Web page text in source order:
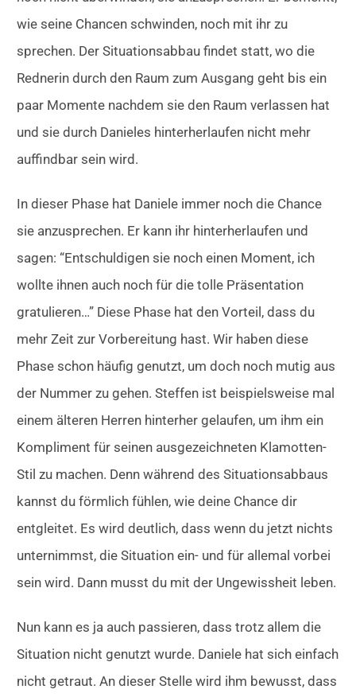
wie seine Chancen schwinden, noch mit ihr zu
sprechen. Der Situationsabbau findet statt, wo die
Rednerin durch den Raum zum Ausgang geht bis ein
paar Momente nachdem sie den Raum verlassen hat
und sie durch Danieles hinterherlaufen nicht mehr
auffindbar sein wird.
In dieser Phase hat Daniele immer noch die Chance
sie anzusprechen. Er kann ihr hinterherlaufen und
sagen: “Entschuldigen sie noch einen Moment, ich
wollte ihnen auch noch für die tolle Präsentation
gratulieren…” Diese Phase hat den Vorteil, dass du
mehr Zeit zur Vorbereitung hast. Wir haben diese
Phase schon häufig genutzt, um doch noch mutig aus
der Nummer zu gehen. Steffen ist beispielsweise mal
einem älteren Herren hinterher gelaufen, um ihm ein
Kompliment für seinen ausgezeichneten Klamotten-
Stil zu machen. Denn während des Situationsabbaus
kannst du förmlich fühlen, wie deine Chance dir
entgleitet. Es wird deutlich, dass wenn du jetzt nichts
unternimmst, die Situation ein- und für allemal vorbei
sein wird. Dann musst du mit der Ungewissheit leben.
Nun kann es ja auch passieren, dass trotz allem die
Situation nicht genutzt wurde. Daniele hat sich einfach
nicht getraut. An dieser Stelle wird ihm bewusst, dass